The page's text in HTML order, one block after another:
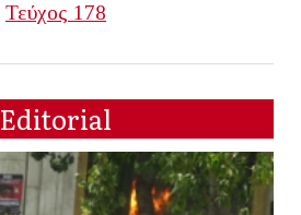
Τεύχος 178
Editorial